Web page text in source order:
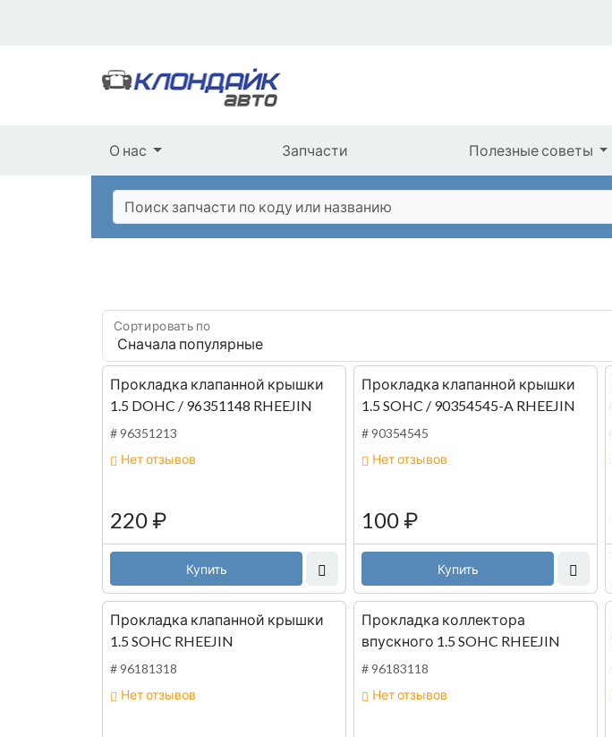
О нас Запчасти Полезные советы
Сортировать по
Прокладка клапанной крышки
1.5 DOHC / 96351148 RHEEJIN
# 96351213
Нет отзывов
220₽
Купить
Прокладка клапанной крышки
1.5 SOHC / 90354545-A RHEEJIN
# 90354545
Нет отзывов
100₽
Купить
Прокладка клапанной крышки
1.5 SOHC RHEEJIN
# 96181318
Нет отзывов
Прокладка коллектора
впускного 1.5 SOHC RHEEJIN
# 96183118
Нет отзывов